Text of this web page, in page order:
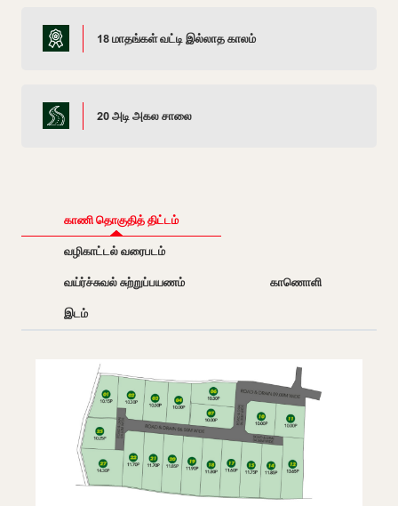
18 மாதங்கள் வட்டி இல்லாத காலம்
20 அடி அகல சாலை
காணி தொகுதித் திட்டம்
வழிகாட்டல் வரைபடம்
வய்ர்ச்சுவல் சுற்றுப்பயணம்
காணொளி
இடம்